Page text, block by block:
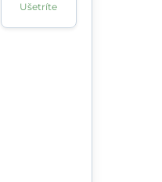
Ušetríte